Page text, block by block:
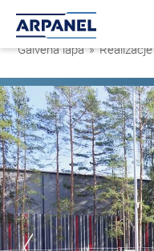
Galvenā lapa » Realizacje